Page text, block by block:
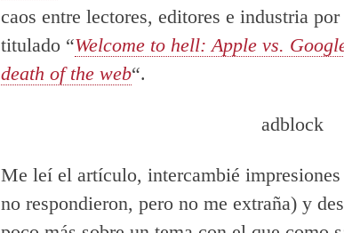
caos entre lectores, editores e industria
titulado “Welcome to hell: Apple vs.
death of the web“.
Me leí el artículo, intercambié
no respondieron, pero no me extraña) y